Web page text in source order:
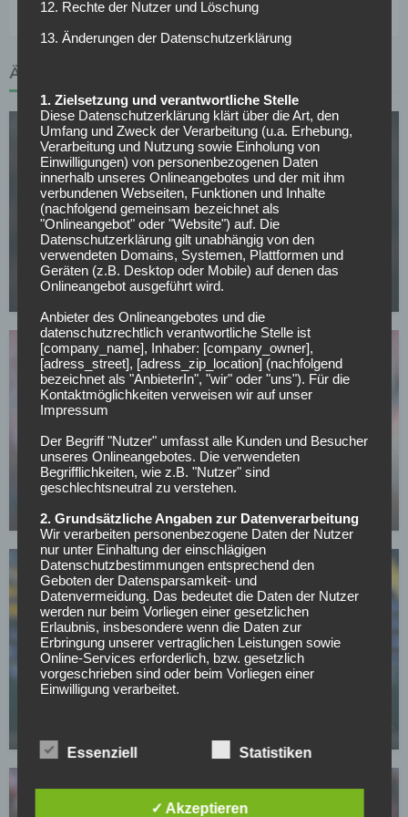
ÄHNLICHE ARTIKEL
FC BAYERN MÜNCHEN
CL-Sieg und dann weg? PSG-Star im Visier von
europäischen Topklubs
08.05.2026
BUNDESLIGA
Bayern-Legende Lizarazu warnt: Dieses Risiko
sollte Kompany gegen PSG vermeiden
05.05.2026
BUNDESLIGA
Nächster Rückschlag für Bayerns Nachwuchs:
12. Rechte der Nutzer und Löschung
13. Änderungen der Datenschutzerklärung
1. Zielsetzung und verantwortliche Stelle
Diese Datenschutzerklärung klärt über die Art, den
Umfang und Zweck der Verarbeitung (u.a. Erhebung,
Verarbeitung und Nutzung sowie Einholung von
Einwilligungen) von personenbezogenen Daten
innerhalb unseres Onlineangebotes und der mit ihm
verbundenen Webseiten, Funktionen und Inhalte
(nachfolgend gemeinsam bezeichnet als
"Onlineangebot" oder "Website") auf. Die
Datenschutzerklärung gilt unabhängig von den
verwendeten Domains, Systemen, Plattformen und
Geräten (z.B. Desktop oder Mobile) auf denen das
Onlineangebot ausgeführt wird.
Anbieter des Onlineangebotes und die
datenschutzrechtlich verantwortliche Stelle ist
[company_name], Inhaber: [company_owner],
[adress_street], [adress_zip_location] (nachfolgend
bezeichnet als "AnbieterIn", "wir" oder "uns"). Für die
Kontaktmöglichkeiten verweisen wir auf unser
Impressum
Der Begriff "Nutzer" umfasst alle Kunden und Besucher
unseres Onlineangebotes. Die verwendeten
Begrifflichkeiten, wie z.B. "Nutzer" sind
geschlechtsneutral zu verstehen.
2. Grundsätzliche Angaben zur Datenverarbeitung
Wir verarbeiten personenbezogene Daten der Nutzer
nur unter Einhaltung der einschlägigen
Datenschutzbestimmungen entsprechend den
Geboten der Datensparsamkeit- und
Datenvermeidung. Das bedeutet die Daten der Nutzer
werden nur beim Vorliegen einer gesetzlichen
Erlaubnis, insbesondere wenn die Daten zur
Erbringung unserer vertraglichen Leistungen sowie
Online-Services erforderlich, bzw. gesetzlich
vorgeschrieben sind oder beim Vorliegen einer
Einwilligung verarbeitet.
Stand der Technik, um sicher zu stellen, dass die
Manipulationen, Verlust, Zerstörung oder gegen den
Essenziell Statistiken
✓ Akzeptieren